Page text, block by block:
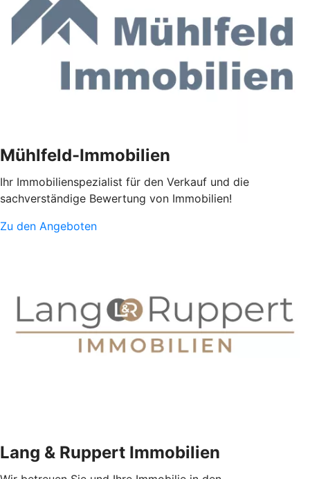
Mühlfeld-Immobilien
Ihr Immobilienspezialist für den Verkauf und die
sachverständige Bewertung von Immobilien!
Zu den Angeboten
Lang & Ruppert Immobilien